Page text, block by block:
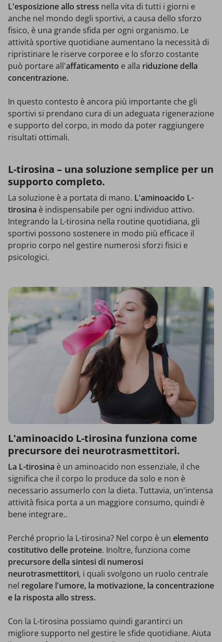
L'esposizione allo stress nella vita di tutti i giorni e
anche nel mondo degli sportivi, a causa dello sforzo
fisico, è una grande sfida per ogni organismo. Le
attività sportive quotidiane aumentano la necessità di
ripristinare le riserve corporee e lo sforzo costante
può portare all'affaticamento e alla riduzione della
concentrazione.
In questo contesto è ancora più importante che gli
sportivi si prendano cura di un adeguata rigenerazione
e supporto del corpo, in modo da poter raggiungere
risultati ottimali.
L-tirosina – una soluzione semplice per un
supporto completo.
La soluzione è a portata di mano. L'aminoacido L-
tirosina è indispensabile per ogni individuo attivo.
Integrando la L-tirosina nella routine quotidiana, gli
sportivi possono sostenere in modo più efficace il
proprio corpo nel gestire numerosi sforzi fisici e
psicologici.
L'aminoacido L-tirosina funziona come
precursore dei neurotrasmettitori.
La L-tirosina è un aminoacido non essenziale, il che
significa che il corpo lo produce da solo e non è
necessario assumerlo con la dieta. Tuttavia, un'intensa
attività fisica porta a un maggiore consumo, quindi è
bene integrare..
Perché proprio la L-tirosina? Nel corpo è un elemento
costitutivo delle proteine. Inoltre, funziona come
precursore della sintesi di numerosi
neurotrasmettitori, i quali svolgono un ruolo centrale
nel regolare l'umore, la motivazione, la concentrazione
e la risposta allo stress.
Con la L-tirosina possiamo quindi garantirci un
migliore supporto nel gestire le sfide quotidiane. Aiuta